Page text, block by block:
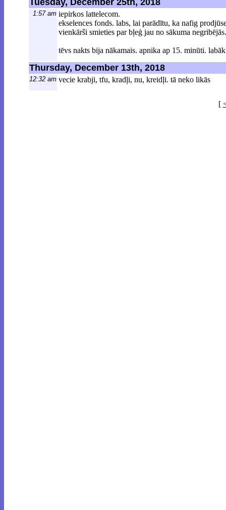
Tuesday, December 25th, 2018
1:57 am iepirkos lattelecom.
ekselences fonds. labs, lai parādītu, ka nafig
vienkārši smieties par bļeģ jau no sākuma negribējās.
tēvs nakts bija nākamais. apnika ap 15. minūti.
Thursday, December 13th, 2018
12:32 am vecie krabji, tfu, kradļi, nu, kreidļi. tā neko likās
[